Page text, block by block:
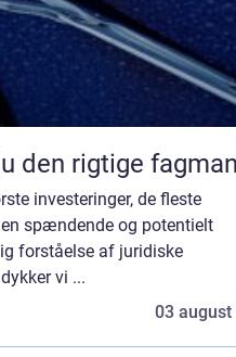
du den rigtige
investeringer, de fleste
spændende og potentielt
forståelse af juridiske
vi ...
03 august